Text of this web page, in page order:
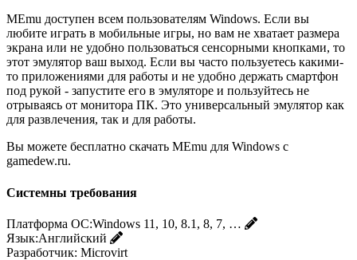
MEmu доступен всем пользователям Windows. Если вы
любите играть в мобильные игры, но вам не хватает размера
экрана или не удобно пользоваться сенсорными кнопками, то
этот эмулятор ваш выход. Если вы часто пользуетесь какими-
то приложениями для работы и не удобно держать смартфон
под рукой - запустите его в эмуляторе и пользуйтесь не
отрываясь от монитора ПК. Это универсальный эмулятор как
для развлечения, так и для работы.
Вы можете бесплатно скачать MEmu для Windows с
gamedew.ru.
Системны требования
Платформа ОС:Windows 11, 10, 8.1, 8, 7, …
Язык:Английский
Разработчик: Microvirt